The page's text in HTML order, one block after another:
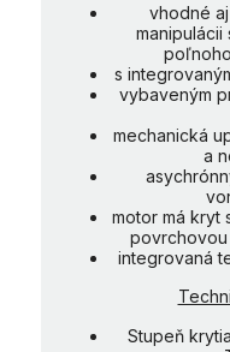
vhodné
manipulácii
s
vybaveným
mechanická
a
motor má kryt
integrovaná
Stupeň